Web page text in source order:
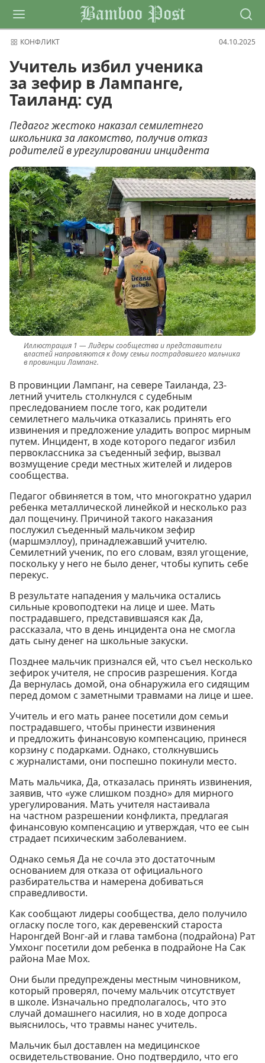
Bamboo Post
КОНФЛИКТ 04.10.2025
Учитель избил ученика
за зефир в Лампанге,
Таиланд: суд
Педагог жестоко наказал семилетнего
школьника за лакомство, получив отказ
родителей в урегулировании инцидента
Лидеры сообщества и представители
властей направляются к дому семьи пострадавшего мальчика
в провинции Лампанг.
В провинции Лампанг, на севере Таиланда, 23-
летний учитель столкнулся с судебным
преследованием после того, как родители
семилетнего мальчика отказались принять его
извинения и предложение уладить вопрос мирным
путем. Инцидент, в ходе которого педагог избил
первоклассника за съеденный зефир, вызвал
возмущение среди местных жителей и лидеров
сообщества.
Педагог обвиняется в том, что многократно ударил
ребенка металлической линейкой и несколько раз
дал пощечину. Причиной такого наказания
послужил съеденный мальчиком зефир
(маршмэллоу), принадлежавший учителю.
Семилетний ученик, по его словам, взял угощение,
поскольку у него не было денег, чтобы купить себе
перекус.
В результате нападения у мальчика остались
сильные кровоподтеки на лице и шее. Мать
пострадавшего, представившаяся как Да,
рассказала, что в день инцидента она не смогла
дать сыну денег на школьные закуски.
Позднее мальчик признался ей, что съел несколько
зефирок учителя, не спросив разрешения. Когда
Да вернулась домой, она обнаружила его сидящим
перед домом с заметными травмами на лице и шее.
Учитель и его мать ранее посетили дом семьи
пострадавшего, чтобы принести извинения
и предложить финансовую компенсацию, принеся
корзину с подарками. Однако, столкнувшись
с журналистами, они поспешно покинули место.
Мать мальчика, Да, отказалась принять извинения,
заявив, что «уже слишком поздно» для мирного
урегулирования. Мать учителя настаивала
на частном разрешении конфликта, предлагая
финансовую компенсацию и утверждая, что ее сын
страдает психическим заболеванием.
Однако семья Да не сочла это достаточным
основанием для отказа от официального
разбирательства и намерена добиваться
справедливости.
Как сообщают лидеры сообщества, дело получило
огласку после того, как деревенский староста
Наронгдей Вонг-ай и глава тамбона (подрайона) Рат
Умхонг посетили дом ребенка в подрайоне На Сак
района Мае Мох.
Они были предупреждены местным чиновником,
который проверял, почему мальчик отсутствует
в школе. Изначально предполагалось, что это
случай домашнего насилия, но в ходе допроса
выяснилось, что травмы нанес учитель.
Мальчик был доставлен на медицинское
освидетельствование. Оно подтвердило, что его